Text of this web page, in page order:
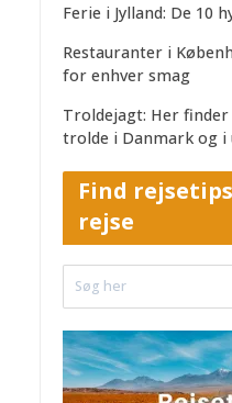
Ferie i Jylland: De 10
Restauranter i
for enhver smag
Troldejagt: Her
trolde i Danmark og i
Find
rejse